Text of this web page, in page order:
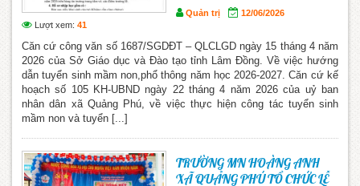
Quản trị
12/06/2026
Lượt xem: 41
Căn cứ công văn số 1687/SGDĐT – QLCLGD ngày 15 tháng 4 năm
2026 của Sở Giáo dục và Đào tạo tỉnh Lâm Đồng. Về việc hướng
dẫn tuyển sinh mầm non,phổ thông năm học 2026-2027. Căn cứ kế
hoạch số 105 KH-UBND ngày 22 tháng 4 năm 2026 của uỷ ban
nhân dân xã Quảng Phú, về việc thực hiện công tác tuyển sinh
mầm non và tuyển [...]
TRƯỜNG MN HOÀNG ANH
XÃ QUẢNG PHÚ TỔ CHỨC LỄ